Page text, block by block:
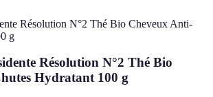
Résolution N°2 Thé Bio
Hydratant 100 g